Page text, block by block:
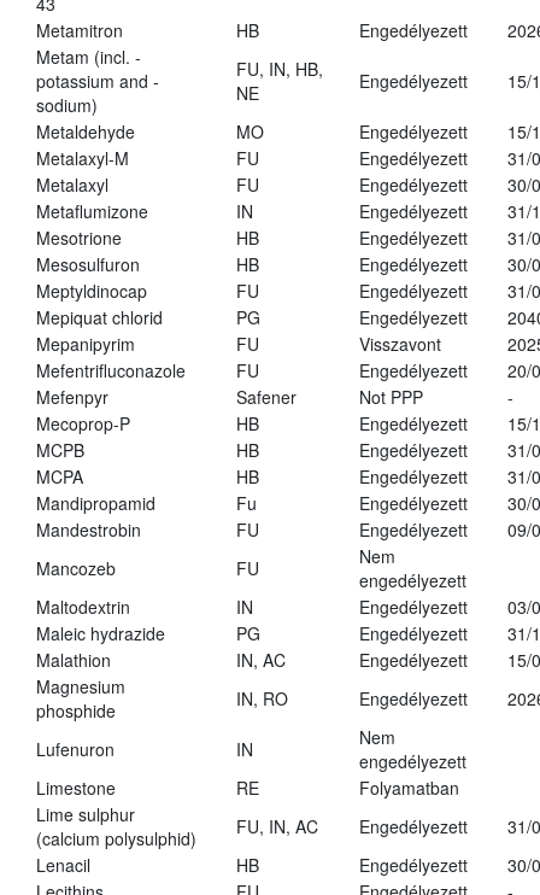
Metamitron HB Engedélyezett
Metam (incl. -
potassium and -
sodium)
FU, IN, HB,
NE
Engedélyezett 15/
Metaldehyde MO Engedélyezett
15/
Metalaxyl-M
FU Engedélyezett
31/
Metalaxyl
FU Engedélyezett
30/
Metaflumizone
IN Engedélyezett
31/
Mesotrione
HB Engedélyezett
31/
Mesosulfuron
HB Engedélyezett
30/
Meptyldinocap
FU Engedélyezett
31/
Mepiquat chlorid
PG Engedélyezett
Mepanipyrim
FU Visszavont
Mefentrifluconazole
FU Engedélyezett
20/
Mefenpyr
Safener Not PPP
-
Mecoprop-P
HB Engedélyezett
15/
MCPB
HB Engedélyezett
31/
MCPA
HB Engedélyezett
31/
Mandipropamid
Fu Engedélyezett
30/
Mandestrobin
FU Engedélyezett
09/
Mancozeb
FU
Nem
engedélyezett
Maltodextrin
IN Engedélyezett
03/
Maleic hydrazide
PG Engedélyezett
31/
Malathion
IN, AC Engedélyezett
15/
Magnesium
phosphide
IN, RO Engedélyezett
Lufenuron IN
Nem
engedélyezett
Limestone
RE
Folyamatban
Lime sulphur
(calcium polysulphid)
FU, IN, AC Engedélyezett
31/
Lenacil
HB Engedélyezett
30/